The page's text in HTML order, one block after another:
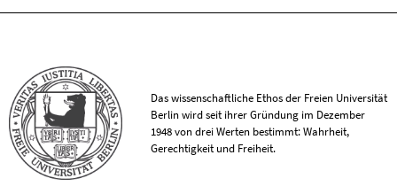
Das wissenschaftliche Ethos der Freien Universität
Berlin wird seit ihrer Gründung im Dezember
1948 von drei Werten bestimmt: Wahrheit,
Gerechtigkeit und Freiheit.